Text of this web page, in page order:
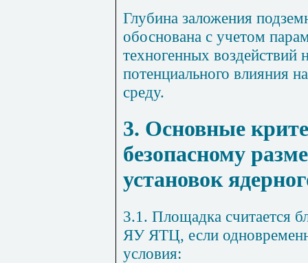
Глубина заложения
обоснована с учетом
техногенных
потенциального влияния
среду.
3. Основные
безопасному
установок
3.1. Площадка считается
ЯУ ЯТЦ, если
условия: